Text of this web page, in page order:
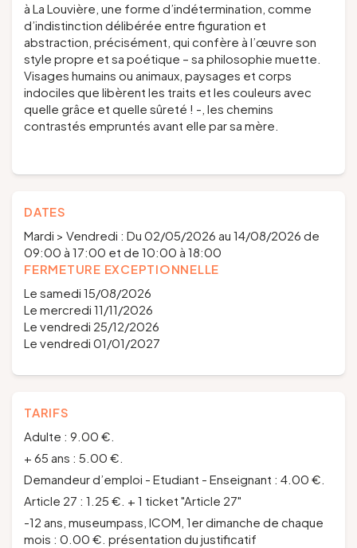
à La Louvière, une forme d’indétermination, comme
d’indistinction délibérée entre figuration et
abstraction, précisément, qui confère à l’œuvre son
style propre et sa poétique – sa philosophie muette.
Visages humains ou animaux, paysages et corps
indociles que libèrent les traits et les couleurs avec
quelle grâce et quelle sûreté ! -, les chemins
contrastés empruntés avant elle par sa mère.
DATES
Mardi > Vendredi : Du 02/05/2026 au 14/08/2026 de
09:00 à 17:00 et de 10:00 à 18:00
FERMETURE EXCEPTIONNELLE
Le samedi 15/08/2026
Le mercredi 11/11/2026
Le vendredi 25/12/2026
Le vendredi 01/01/2027
TARIFS
Adulte : 9.00 €.
+ 65 ans : 5.00 €.
Demandeur d’emploi - Etudiant - Enseignant : 4.00 €.
Article 27 : 1.25 €. + 1 ticket "Article 27"
-12 ans, museumpass, ICOM, 1er dimanche de chaque
mois : 0.00 €. présentation du justificatif